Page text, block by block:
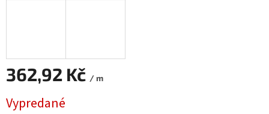
362,92 Kč / m
cena:
Vypredané